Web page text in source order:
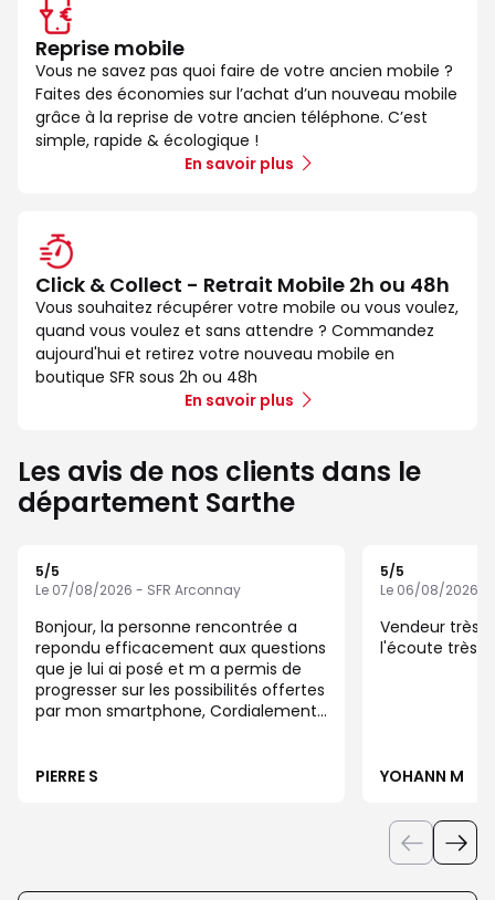
Reprise mobile
Vous ne savez pas quoi faire de votre ancien mobile ?
Faites des économies sur l’achat d’un nouveau mobile
grâce à la reprise de votre ancien téléphone. C’est
simple, rapide & écologique !
En savoir plus
Click & Collect - Retrait Mobile 2h ou 48h
Vous souhaitez récupérer votre mobile ou vous voulez,
quand vous voulez et sans attendre ? Commandez
aujourd'hui et retirez votre nouveau mobile en
boutique SFR sous 2h ou 48h
En savoir plus
Les avis de nos clients dans le
département Sarthe
5/5
Le 07/08/2026 - SFR Arconnay
Bonjour, la personne rencontrée a
repondu efficacement aux questions
que je lui ai posé et m a permis de
progresser sur les possibilités offertes
par mon smartphone, Cordialement,
PIERRE S
5/5
Le 06/08/2026 -
Vendeur très
l'écoute très
YOHANN M